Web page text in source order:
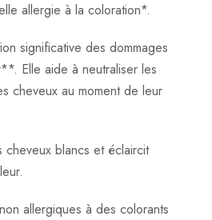
allergie à la coloration*.
significative des dommages
Elle aide à neutraliser les
cheveux au moment de leur
blancs et éclaircit
allergiques à des colorants